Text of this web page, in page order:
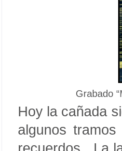
Grabado
Hoy la cañada
algunos